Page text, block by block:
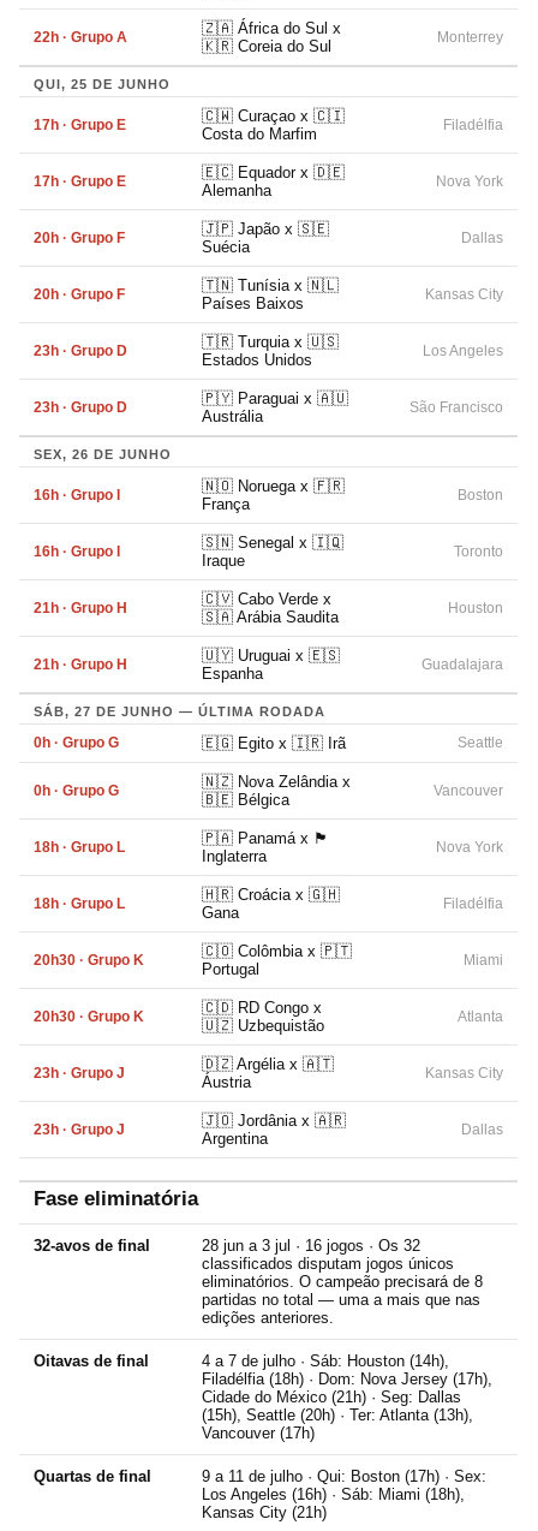
22h · Grupo A
🇿🇦 África do Sul x
🇰🇷 Coreia do Sul
Monterrey
QUI, 25 DE JUNHO
17h · Grupo E
🇨🇼 Curaçao x 🇨🇮
Costa do Marfim
Filadélfia
17h · Grupo E
🇪🇨 Equador x 🇩🇪
Alemanha
Nova York
20h · Grupo F
🇯🇵 Japão x 🇸🇪
Suécia
Dallas
20h · Grupo F
🇹🇳 Tunísia x 🇳🇱
Países Baixos
Kansas City
23h · Grupo D
🇹🇷 Turquia x 🇺🇸
Estados Unidos
Los Angeles
23h · Grupo D
🇵🇾 Paraguai x 🇦🇺
Austrália
São Francisco
SEX, 26 DE JUNHO
16h · Grupo I
🇳🇴 Noruega x 🇫🇷
França
Boston
16h · Grupo I
🇸🇳 Senegal x 🇮🇶
Iraque
Toronto
21h · Grupo H
🇨🇻 Cabo Verde x
🇸🇦 Arábia Saudita
Houston
21h · Grupo H
🇺🇾 Uruguai x 🇪🇸
Espanha
Guadalajara
SÁB, 27 DE JUNHO — ÚLTIMA RODADA
0h · Grupo G 🇪🇬 Egito x 🇮🇷 Irã Seattle
0h · Grupo G
🇳🇿 Nova Zelândia x
🇧🇪 Bélgica
Vancouver
18h · Grupo L
🇵🇦 Panamá x 🏴󠁧󠁢󠁥󠁮󠁧󠁿
Inglaterra
Nova York
18h · Grupo L
🇭🇷 Croácia x 🇬🇭
Gana
Filadélfia
20h30 · Grupo K
🇨🇴 Colômbia x 🇵🇹
Portugal
Miami
20h30 · Grupo K
🇨🇩 RD Congo x
🇺🇿 Uzbequistão
Atlanta
23h · Grupo J
🇩🇿 Argélia x 🇦🇹
Áustria
Kansas City
23h · Grupo J
🇯🇴 Jordânia x 🇦🇷
Argentina
Dallas
Fase eliminatória
32-avos de final
28 jun a 3 jul · 16 jogos · Os 32
classificados disputam jogos únicos
eliminatórios. O campeão precisará de 8
partidas no total — uma a mais que nas
edições anteriores.
Oitavas de final
4 a 7 de julho · Sáb: Houston (14h),
Filadélfia (18h) · Dom: Nova Jersey (17h),
Cidade do México (21h) · Seg: Dallas
(15h), Seattle (20h) · Ter: Atlanta (13h),
Vancouver (17h)
Quartas de final
9 a 11 de julho · Qui: Boston (17h) · Sex:
Los Angeles (16h) · Sáb: Miami (18h),
Kansas City (21h)